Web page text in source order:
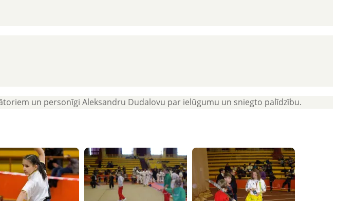
un personīgi Aleksandru Dudalovu par ielūgumu un sniegto palīdzību.